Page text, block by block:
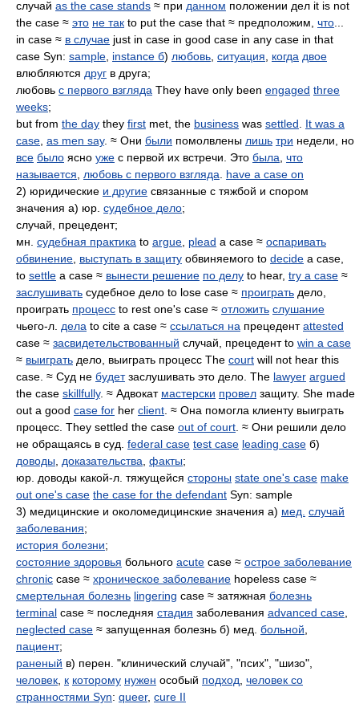
случай as the case stands ≈ при данном положении дел it is not
the case ≈ это не так to put the case that ≈ предположим, что
in case ≈ в случае just in case in good case in any case in that
case Syn: sample instance б) любовь ситуация когда двое
влюбляются друг в друга;
любовь с первого взгляда They have only been engaged three
weeks;
but from the day they first met, the business was settled
It was a
case as men say. ≈ Они были помолвлены лишь три недели, но
все было ясно уже с первой их встречи. Это была что
называется
любовь с первого взгляда
have a case on
2) юридические и другие связанные с тяжбой и спором
значения а) юр. судебное дело;
случай, прецедент;
мн. судебная практика to argue plead a case ≈ оспаривать
обвинение выступать в защиту обвиняемого to decide a case,
to settle a case ≈ вынести решение по делу to hear, try a case ≈
заслушивать судебное дело to lose case ≈ проиграть дело,
проиграть процесс to rest one's case ≈ отложить слушание
чьего-л. дела to cite a case ≈ ссылаться на прецедентattested
case ≈ засвидетельствованный случай, прецедент to win a case
≈ выиграть дело, выиграть процесс The court will not hear this
case. ≈ Суд не будетзаслушивать это дело. The lawyer argued
the case skillfully. ≈ Адвокат мастерски провел защиту. She made
out a good case for her client . ≈ Она помогла клиенту выиграть
процесс. They settled the case out of court . ≈ Они решили дело
не обращаясь в суд. federal case test case leading case б)
доводы
доказательства факты;
юр. доводы какой-л. тяжущейся стороны state one's case make
out one's case the case for the defendant Syn: sample
3) медицинские и околомедицинские значения а) мед. случай
заболевания;
история болезни;
состояние здоровья больного acute case ≈ острое заболевание
chronic case ≈ хроническое заболевание hopeless case ≈
смертельная болезнь lingering case ≈ затяжная болезнь
terminal case ≈ последняя стадия заболевания advanced case
neglected case ≈ запущенная болезнь б) мед. больной
пациент;
раненый в) перен. "клинический случай", "псих", "шизо",
человек к которому нужен особый подход человек со
странностями Syn: queer, cure II